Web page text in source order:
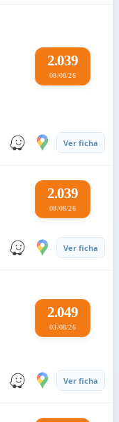
2.039
08/08/26
Ver ficha
2.039
08/08/26
Ver ficha
2.049
03/08/26
Ver ficha